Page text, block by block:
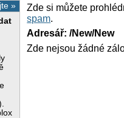
»
Zde si můžete
spam.
Adresář: /New/New
Zde nejsou žádné